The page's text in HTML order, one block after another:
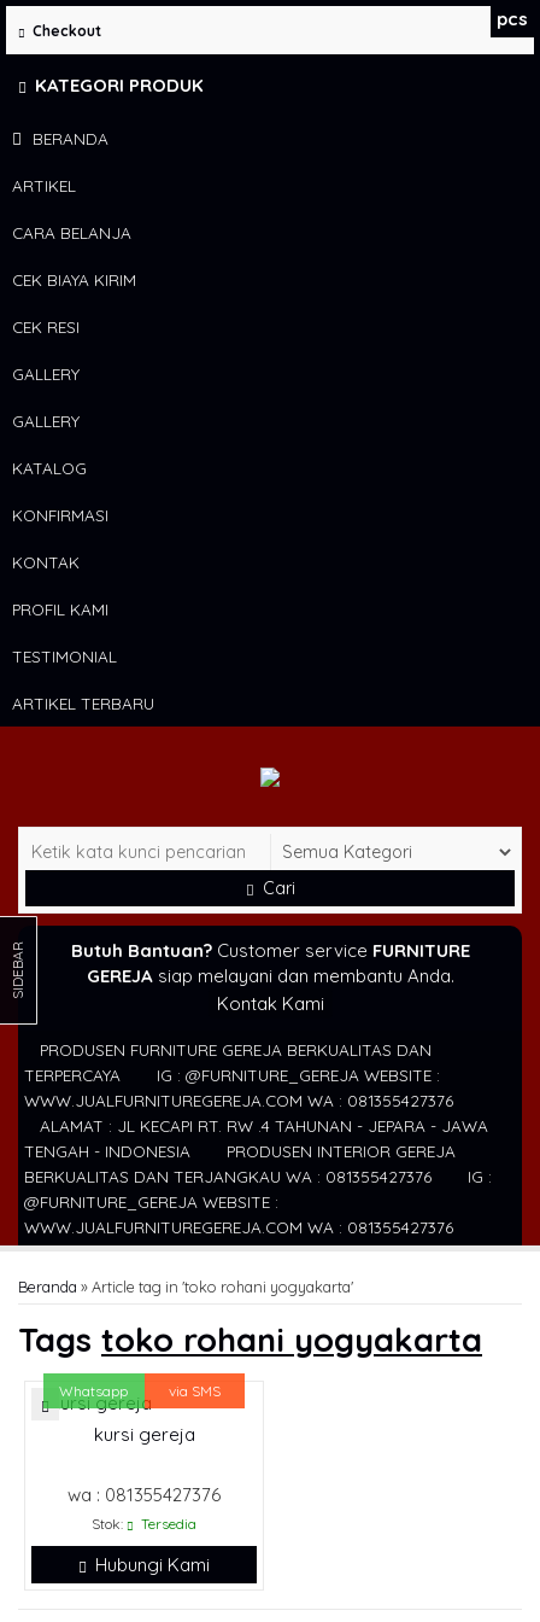
BERANDA
ARTIKEL
CARA BELANJA
CEK BIAYA KIRIM
CEK RESI
GALLERY
GALLERY
KATALOG
KONFIRMASI
KONTAK
PROFIL KAMI
TESTIMONIAL
ARTIKEL TERBARU
Cari
Butuh Bantuan?Customer service FURNITURE
GEREJAsiap melayani dan membantu Anda.
Kontak Kami
PRODUSEN FURNITURE GEREJA BERKUALITAS DAN
TERPERCAYA
IG : @FURNITURE_GEREJA WEBSITE :
WWW.JUALFURNITUREGEREJA.COM WA : 081355427376
ALAMAT : JL KECAPI RT. RW .4 TAHUNAN - JEPARA - JAWA
TENGAH - INDONESIA
PRODUSEN INTERIOR GEREJA
BERKUALITAS DAN TERJANGKAU WA : 081355427376
IG :
@FURNITURE_GEREJA WEBSITE :
WWW.JUALFURNITUREGEREJA.COM WA : 081355427376
Beranda »Article tag in 'toko rohani yogyakarta'
Tags toko rohani yogyakarta
Whatsapp via SMS
kursi gereja
wa : 081355427376
Stok: Tersedia
Hubungi Kami
pcs
Checkout
KATEGORI PRODUK
SIDEBAR